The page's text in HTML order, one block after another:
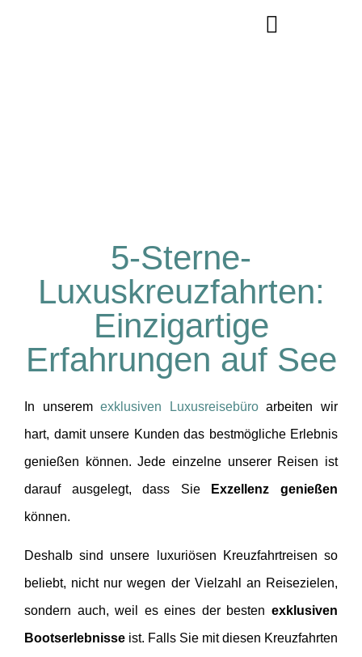
5-Sterne-
Luxuskreuzfahrten:
Einzigartige
Erfahrungen auf See
In unseremexklusiven Luxusreisebüroarbeiten wir
hart, damit unsere Kunden das bestmögliche Erlebnis
genießen können. Jede einzelne unserer Reisen ist
darauf ausgelegt, dass Sie
Exzellenz genießen
können.
Deshalb sind unsere luxuriösen Kreuzfahrtreisen so
beliebt, nicht nur wegen der Vielzahl an Reisezielen,
sondern auch, weil es eines der besten exklusiven
Bootserlebnisse ist. Falls Sie mit diesen Kreuzfahrten